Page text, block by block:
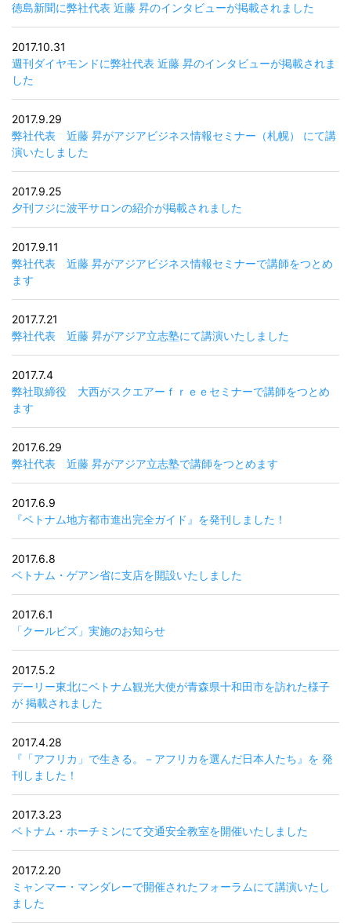
徳島新聞に弊社代表 近藤 昇のインタビューが掲載されました
2017.10.31
週刊ダイヤモンドに弊社代表 近藤 昇のインタビューが掲載されま
した
2017.9.29
弊社代表 近藤 昇がアジアビジネス情報セミナー（札幌） にて講
演いたしました
2017.9.25
夕刊フジに波平サロンの紹介が掲載されました
2017.9.11
弊社代表 近藤 昇がアジアビジネス情報セミナーで講師をつとめ
ます
2017.7.21
弊社代表 近藤 昇がアジア立志塾にて講演いたしました
2017.7.4
弊社取締役 大西がスクエアーｆｒｅｅセミナーで講師をつとめ
ます
2017.6.29
弊社代表 近藤 昇がアジア立志塾で講師をつとめます
2017.6.9
『ベトナム地方都市進出完全ガイド』を発刊しました！
2017.6.8
ベトナム・ゲアン省に支店を開設いたしました
2017.6.1
「クールビズ」実施のお知らせ
2017.5.2
デーリー東北にベトナム観光大使が青森県十和田市を訪れた様子
が 掲載されました
2017.4.28
『「アフリカ」で生きる。－アフリカを選んだ日本人たち』を 発
刊しました！
2017.3.23
ベトナム・ホーチミンにて交通安全教室を開催いたしました
2017.2.20
ミャンマー・マンダレーで開催されたフォーラムにて講演いたし
ました